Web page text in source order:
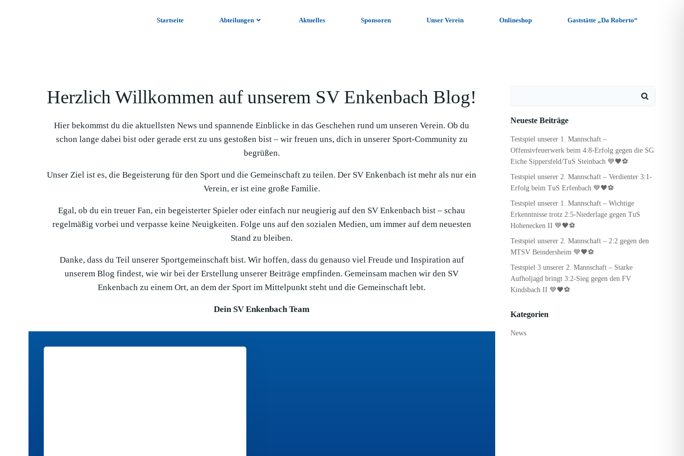
Startseite Abteilungen Aktuelles Sponsoren Unser Verein Onlineshop Gaststätte „Da Roberto“
Herzlich Willkommen auf unserem SV Enkenbach Blog!
Hier bekommst du die aktuellsten News und spannende Einblicke in das Geschehen rund um unseren Verein. Ob du
schon lange dabei bist oder gerade erst zu uns gestoßen bist – wir freuen uns, dich in unserer Sport-Community zu
begrüßen.
Unser Ziel ist es, die Begeisterung für den Sport und die Gemeinschaft zu teilen. Der SV Enkenbach ist mehr als nur ein
Verein, er ist eine große Familie.
Egal, ob du ein treuer Fan, ein begeisterter Spieler oder einfach nur neugierig auf den SV Enkenbach bist – schau
regelmäßig vorbei und verpasse keine Neuigkeiten. Folge uns auf den sozialen Medien, um immer auf dem neuesten
Stand zu bleiben.
Danke, dass du Teil unserer Sportgemeinschaft bist. Wir hoffen, dass du genauso viel Freude und Inspiration auf
unserem Blog findest, wie wir bei der Erstellung unserer Beiträge empfinden. Gemeinsam machen wir den SV
Enkenbach zu einem Ort, an dem der Sport im Mittelpunkt steht und die Gemeinschaft lebt.
Dein SV Enkenbach Team
Neueste Beiträge
Testspiel unserer 1. Mannschaft –
Offensivfeuerwerk beim 4:8-Erfolg gegen die SG
Eiche Sippersfeld/TuS Steinbach 💙🖤⚽
Testspiel unserer 2. Mannschaft – Verdienter 3:1-
Erfolg beim TuS Erfenbach 💙🖤⚽
Testspiel unserer 1. Mannschaft – Wichtige
Erkenntnisse trotz 2:5-Niederlage gegen TuS
Hohenecken II 💙🖤⚽
Testspiel unserer 2. Mannschaft – 2:2 gegen den
MTSV Beindersheim 💙🖤⚽
Testspiel 3 unserer 2. Mannschaft – Starke
Aufholjagd bringt 3:2-Sieg gegen den FV
Kindsbach II 💙🖤⚽
Kategorien
News